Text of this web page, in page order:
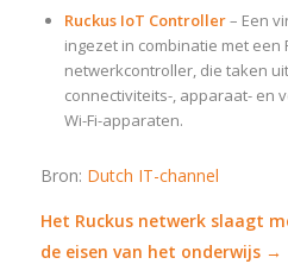
Ruckus IoT Controller– Een
ingezet in combinatie met een
netwerkcontroller, die taken
connectiviteits-, apparaat- en
Wi-Fi-apparaten.
Bron: Dutch IT-channel
Het Ruckus netwerk slaagt
de eisen van het onderwijs →